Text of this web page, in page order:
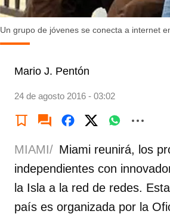
Un grupo de jóvenes se conecta a internet
Mario J. Pentón
24 de agosto 2016 - 03:02
MIAMI/ Miami reunirá, los
independientes con
la Isla a la red de redes.
país es organizada por la